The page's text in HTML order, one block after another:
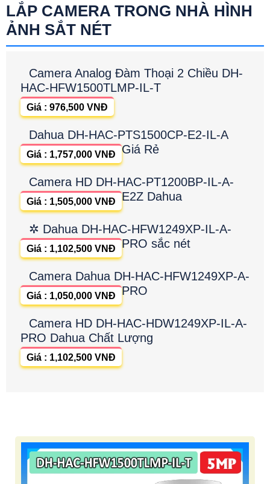
LẮP CAMERA TRONG NHÀ HÌNH
ẢNH SẮT NÉT
Camera Analog Đàm Thoại 2 Chiều DH-
HAC-HFW1500TLMP-IL-T
Giá : 976,500 VNĐ
Dahua DH-HAC-PTS1500CP-E2-IL-A
Giá Rẻ
Giá : 1,757,000 VNĐ
Camera HD DH-HAC-PT1200BP-IL-A-
E2Z Dahua
Giá : 1,505,000 VNĐ
✲ Dahua DH-HAC-HFW1249XP-IL-A-
PRO sắc nét
Giá : 1,102,500 VNĐ
Camera Dahua DH-HAC-HFW1249XP-A-
PRO
Giá : 1,050,000 VNĐ
Camera HD DH-HAC-HDW1249XP-IL-A-
PRO Dahua Chất Lượng
Giá : 1,102,500 VNĐ